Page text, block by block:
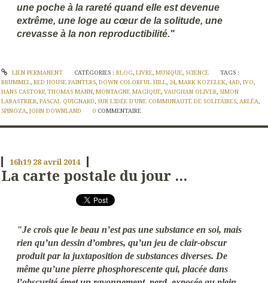
une poche à la rareté quand elle est devenue
extrême, une loge au cœur de la solitude, une
crevasse à la non reproductibilité."
LIEN PERMANENT CATÉGORIES : BLOG, LIVRE, MUSIQUE, SCIENCE
TAGS :
BRUMMEL, RED HOUSE PAINTERS, DOWN COLORFUL HILL, 24, MARK KOZELEK, 4AD, IVO,
HANS CASTORP, THOMAS MANN, MONTAGNE MAGIQUE, VAUGHAN OLIVER, SIMON
LABASTRIER, PASCAL QUIGNARD, SUR L'IDÉE D'UNE COMMUNAUTÉ DE SOLITAIRES, ARLÉA,
SPINOZA, JOHN DOWNLAND 0 COMMENTAIRE
16h19 28 avril 2014
La carte postale du jour ...
"Je crois que le beau n’est pas une substance en soi, mais
rien qu’un dessin d’ombres, qu’un jeu de clair-obscur
produit par la juxtaposition de substances diverses. De
même qu’une pierre phosphorescente qui, placée dans